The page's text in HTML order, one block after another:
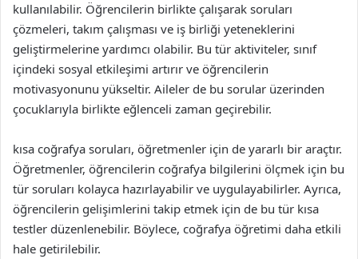
kullanılabilir. Öğrencilerin birlikte çalışarak soruları
çözmeleri, takım çalışması ve iş birliği yeteneklerini
geliştirmelerine yardımcı olabilir. Bu tür aktiviteler, sınıf
içindeki sosyal etkileşimi artırır ve öğrencilerin
motivasyonunu yükseltir. Aileler de bu sorular üzerinden
çocuklarıyla birlikte eğlenceli zaman geçirebilir.
kısa coğrafya soruları, öğretmenler için de yararlı bir araçtır.
Öğretmenler, öğrencilerin coğrafya bilgilerini ölçmek için bu
tür soruları kolayca hazırlayabilir ve uygulayabilirler. Ayrıca,
öğrencilerin gelişimlerini takip etmek için de bu tür kısa
testler düzenlenebilir. Böylece, coğrafya öğretimi daha etkili
hale getirilebilir.